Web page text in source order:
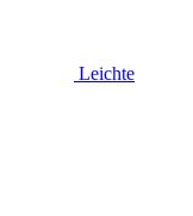
Leichte